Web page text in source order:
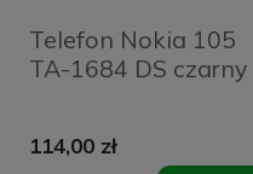
Telefon Nokia 105
TA-1684 DS czarny
114,00 zł